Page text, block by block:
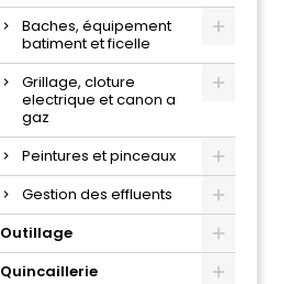
Baches, équipement
batiment et ficelle
Grillage, cloture
electrique et canon a
gaz
Peintures et pinceaux
Gestion des effluents
Outillage
Quincaillerie